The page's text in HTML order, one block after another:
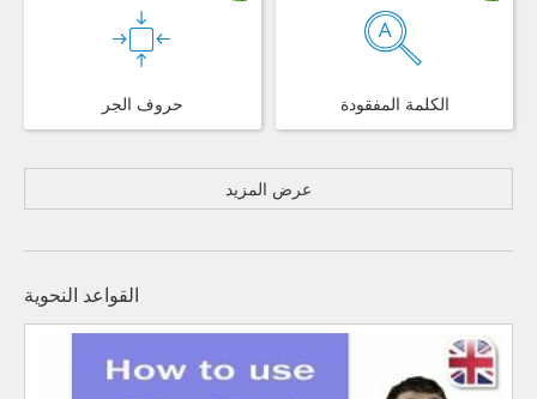
حروف الجر الكلمة المفقودة
عرض المزيد
القواعد النحوية